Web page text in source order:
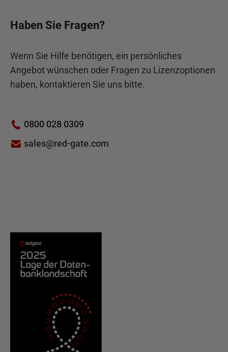
Haben Sie Fragen?
Wenn Sie Hilfe benötigen, ein persönliches
Angebot wünschen oder Fragen zu Lizenzoptionen
haben, kontaktieren Sie uns bitte.
0800 028 0309
sales@red-gate.com